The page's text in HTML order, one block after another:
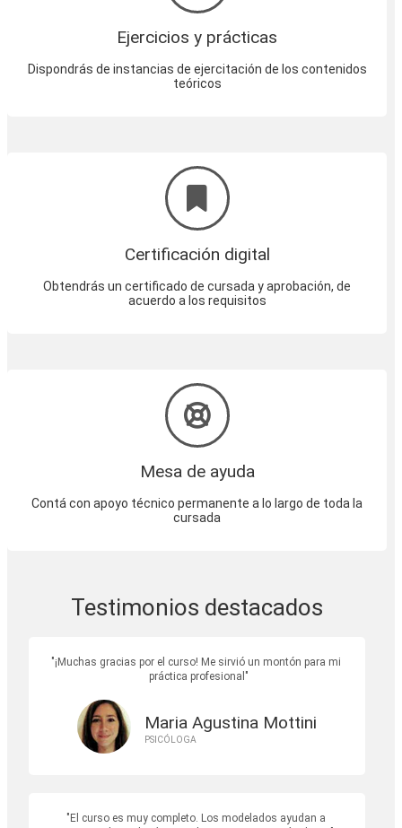
Ejercicios y prácticas
Dispondrás de instancias de ejercitación de los contenidos
teóricos
Certificación digital
Obtendrás un certificado de cursada y aprobación, de
acuerdo a los requisitos
Mesa de ayuda
Contá con apoyo técnico permanente a lo largo de toda la
cursada
Testimonios destacados
¡Muchas gracias por el curso! Me sirvió un montón para mi
práctica profesional
Maria Agustina Mottini
PSICÓLOGA
El curso es muy completo. Los modelados ayudan a